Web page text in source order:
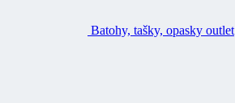
Batohy, tašky, opasky outlet